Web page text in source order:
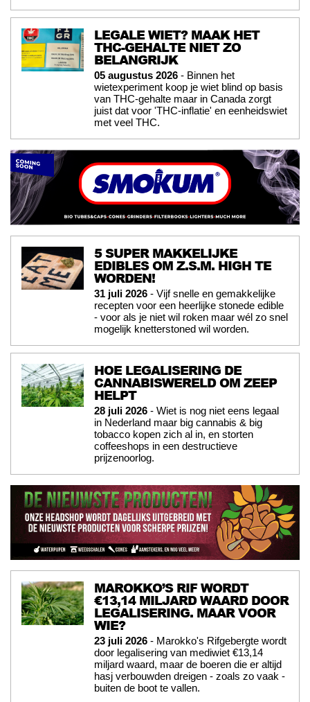
LEGALE WIET? MAAK HET
THC-GEHALTE NIET ZO
BELANGRIJK
05 augustus 2026 - Binnen het
wietexperiment koop je wiet blind op basis
van THC-gehalte maar in Canada zorgt
juist dat voor 'THC-inflatie' en eenheidswiet
met veel THC.
5 SUPER MAKKELIJKE
EDIBLES OM Z.S.M. HIGH TE
WORDEN!
31 juli 2026 - Vijf snelle en gemakkelijke
recepten voor een heerlijke stonede edible
- voor als je niet wil roken maar wél zo snel
mogelijk knetterstoned wil worden.
HOE LEGALISERING DE
CANNABISWERELD OM ZEEP
HELPT
28 juli 2026 - Wiet is nog niet eens legaal
in Nederland maar big cannabis & big
tobacco kopen zich al in, en storten
coffeeshops in een destructieve
prijzenoorlog.
MAROKKO’S RIF WORDT
€13,14 MILJARD WAARD DOOR
LEGALISERING. MAAR VOOR
WIE?
23 juli 2026 - Marokko's Rifgebergte wordt
door legalisering van mediwiet €13,14
miljard waard, maar de boeren die er altijd
hasj verbouwden dreigen - zoals zo vaak -
buiten de boot te vallen.